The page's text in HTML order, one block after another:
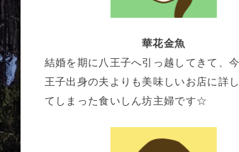
華花金魚
結婚を期に八王子へ引っ越してきて、
王子出身の夫よりも美味しいお店に詳
てしまった食いしん坊主婦です☆